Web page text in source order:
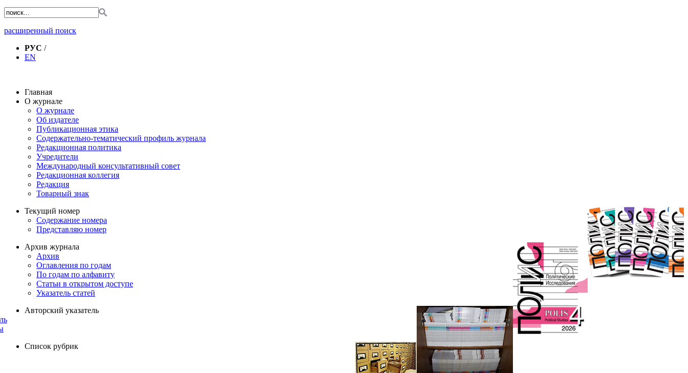
расширенный поиск
РУС /
EN
Главная
О журнале
О журнале
Об издателе
Публикационная этика
Содержательно-тематический профиль журнала
Редакционная политика
Учредители
Международный консультативный совет
Редакционная коллегия
Редакция
Товарный знак
Текущий номер
Содержание номера
Представляю номер
Архив журнала
Архив
Оглавления по годам
По годам по алфавиту
Статьи в открытом доступе
Указатель статей
Авторский указатель
Список рубрик